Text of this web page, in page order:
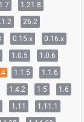
1.21.8
26.2
0.15.x
0.16.x
1.0.5
1.0.6
1.1.5
1.1.6
1.4.2 1.5
1.6
1.11
1.11.1